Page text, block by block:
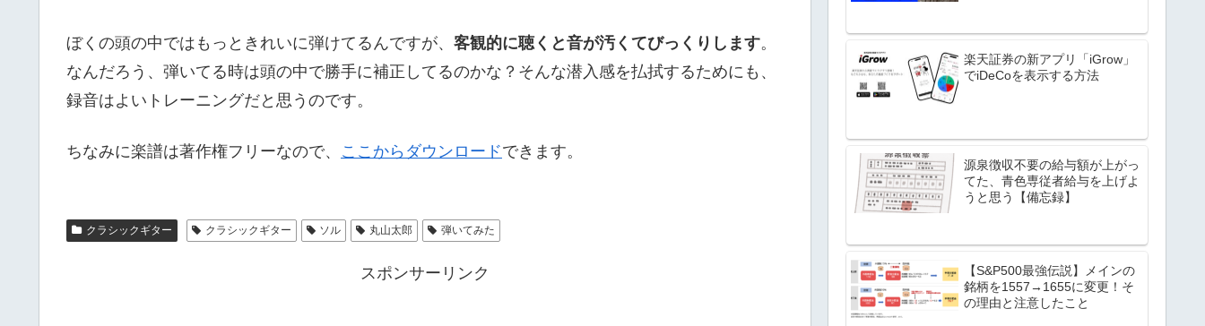
ぼくの頭の中ではもっときれいに弾けてるんですが、 客観的に聴くと音が汚くてびっくりします。
なんだろう、弾いてる時は頭の中で勝手に補正してるのかな？そんな潜入感を払拭するためにも、
録音はよいトレーニングだと思うのです。
ちなみに楽譜は著作権フリーなので、 ここからダウンロードできます。
クラシックギター クラシックギター ソル 丸山太郎 弾いてみた
スポンサーリンク
楽天証券の新アプリ「iGrow」
でiDeCoを表示する方法
源泉徴収不要の給与額が上がっ
てた、青色専従者給与を上げよ
うと思う【備忘録】
【S&P500最強伝説】メインの
銘柄を1557→1655に変更！そ
の理由と注意したこと